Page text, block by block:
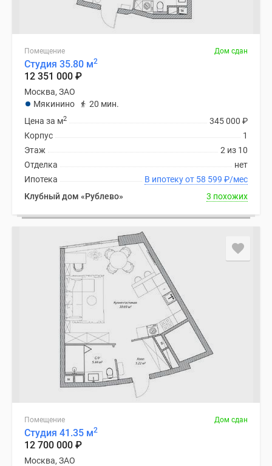
Помещение Дом сдан
Студия 35.80 м2
12 351 000 ₽
Москва, ЗАО
Мякинино
20 мин.
345 000 ₽
Цена за м2
1
Корпус
2 из 10
Этаж
нет
Отделка
В ипотеку от 58 599 ₽/мес
Ипотека
Клубный дом «Рублево»
3 похожих
Помещение Дом сдан
Студия 41.35 м2
12 700 000 ₽
Москва, ЗАО